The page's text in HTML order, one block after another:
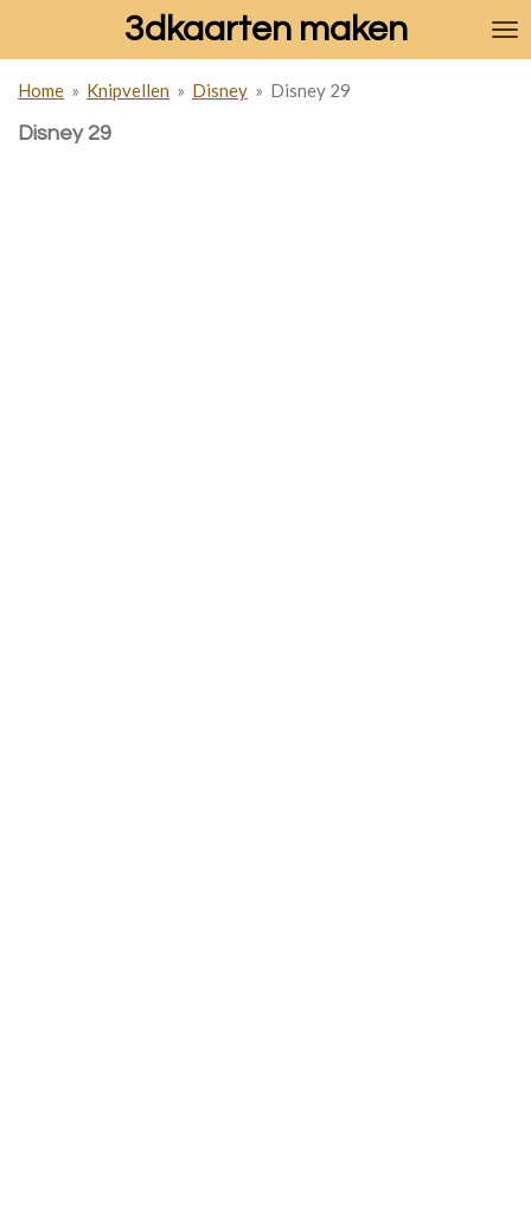
de
hoofdinhoud
3dkaarten maken
Home » Knipvellen » Disney » Disney 29
Disney 29